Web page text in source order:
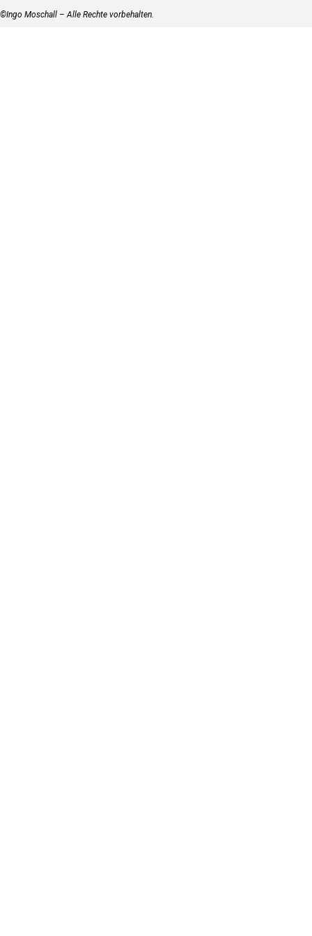
©Ingo Moschall – Alle Rechte vorbehalten.